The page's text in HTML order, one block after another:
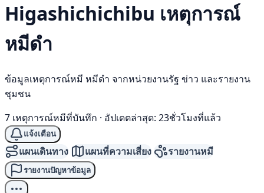
Higashichichibu เหตุการณ์
หมีดำ
ข้อมูลเหตุการณ์หมี หมีดำ จากหน่วยงานรัฐ ข่าว และรายงาน
ชุมชน
7 เหตุการณ์หมีที่บันทึก · อัปเดตล่าสุด: 23ชั่วโมงที่แล้ว
แจ้งเตือน
แผนเดินทาง แผนที่ความเสี่ยง รายงานหมี
รายงานปัญหาข้อมูล